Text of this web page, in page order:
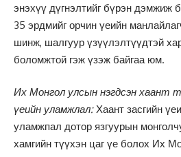
энэхүү дүгнэлтийг бүрэн дэмжиж
35 эрдмийг орчин үеийн
шинж, шалгуур үзүүлэлтүүдтэй
боломжтой гэж үзэж байгаа юм.
Их Монгол улсын нэгдсэн хаант
үеийн уламжлал:Хаант засгийн
уламжпал дотор язгуурын
хамгийн түүхэн цаг үе болох Их